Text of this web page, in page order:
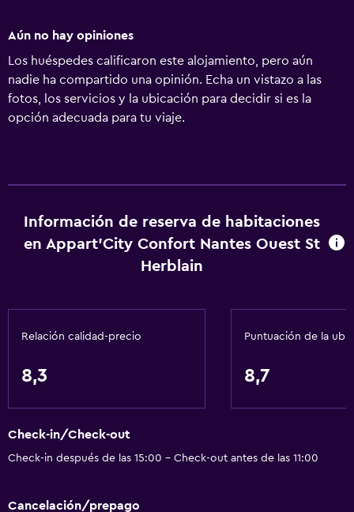
Aún no hay opiniones
Los huéspedes calificaron este alojamiento, pero aún
nadie ha compartido una opinión. Echa un vistazo a las
fotos, los servicios y la ubicación para decidir si es la
opción adecuada para tu viaje.
Información de reserva de habitaciones
en Appart'City Confort Nantes Ouest St
Herblain
Relación calidad-precio
8,3
Puntuación de la
8,7
Check-in/Check-out
Check-in después de las 15:00 - Check-out antes de las 11:00
Cancelación/prepago